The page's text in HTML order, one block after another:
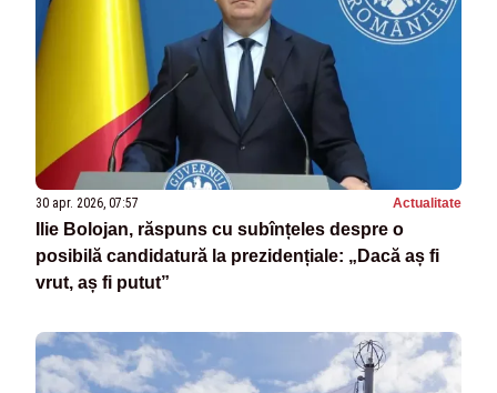
30 apr. 2026, 07:57 Actualitate
Ilie Bolojan, răspuns cu subînțeles despre o
posibilă candidatură la prezidențiale: „Dacă aș fi
vrut, aș fi putut”